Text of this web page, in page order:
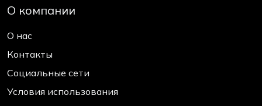
О компании
О нас
Контакты
Социальные сети
Условия использования